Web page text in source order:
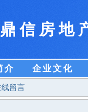
信房地
介 企业文化
线留言